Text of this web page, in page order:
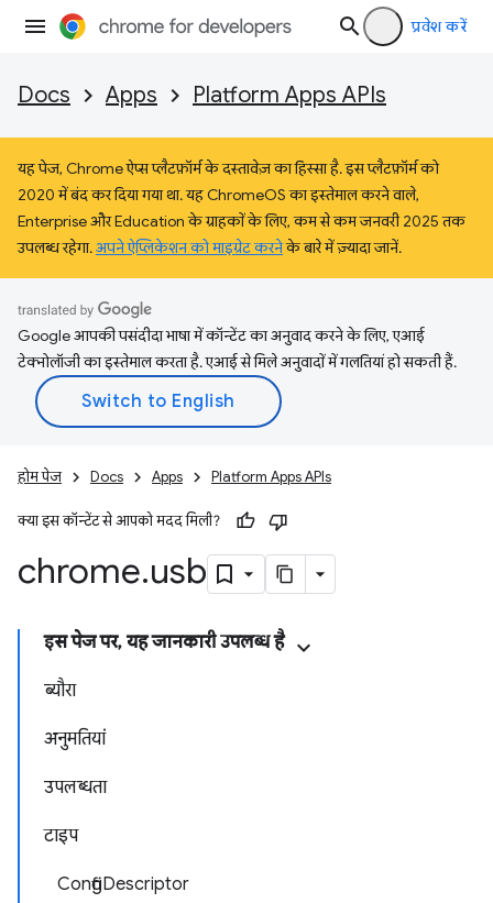
प्रवेश करें
Docs Apps Platform Apps APIs
यह पेज, Chrome ऐप्स प्लैटफ़ॉर्म के दस्तावेज़ का हिस्सा है. इस प्लैटफ़ॉर्म को
2020 में बंद कर दिया गया था. यह ChromeOS का इस्तेमाल करने वाले,
Enterprise और Education के ग्राहकों के लिए, कम से कम जनवरी 2025 तक
उपलब्ध रहेगा.अपने ऐप्लिकेशन को माइग्रेट करनेके बारे में ज़्यादा जानें.
Google आपकी पसंदीदा भाषा में कॉन्टेंट का अनुवाद करने के लिए, एआई
टेक्नोलॉजी का इस्तेमाल करता है. एआई से मिले अनुवादों में गलतियां हो सकती हैं.
होम पेज Docs Apps Platform Apps APIs
क्या इस कॉन्टेंट से आपको मदद मिली?
chrome.usb
इस पेज पर, यह जानकारी उपलब्ध है
ब्यौरा
अनुमतियां
उपलब्धता
टाइप
ConfigDescriptor